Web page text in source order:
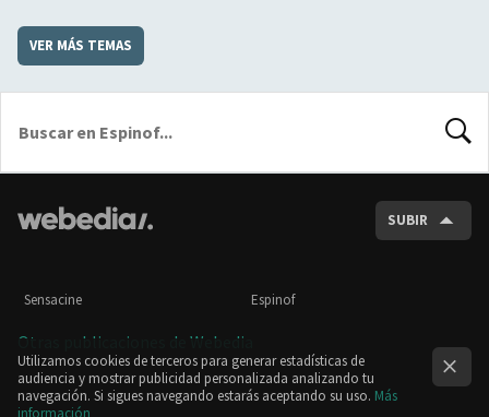
VER MÁS TEMAS
SUBIR
Sensacine Espinof
Otras publicaciones de Webedia
Utilizamos cookies de terceros para generar estadísticas de
audiencia y mostrar publicidad personalizada analizando tu
navegación. Si sigues navegando estarás aceptando su uso. Más
información